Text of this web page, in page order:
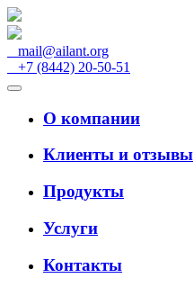
mail@ailant.org
+7 (8442) 20-50-51
О компании
Клиенты и отзывы
Продукты
Услуги
Контакты